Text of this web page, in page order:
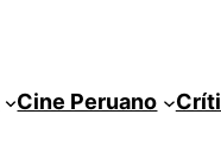
Cine Peruano